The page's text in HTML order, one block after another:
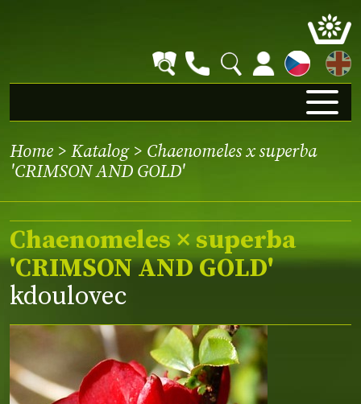
EN
Home > Katalog> Chaenomeles x superba
'CRIMSON AND GOLD'
Chaenomeles × superba
'CRIMSON AND GOLD'
kdoulovec